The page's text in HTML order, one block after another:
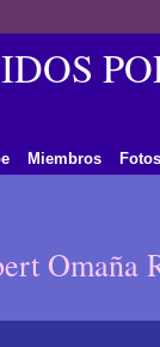
Miembros Fotos
Omaña